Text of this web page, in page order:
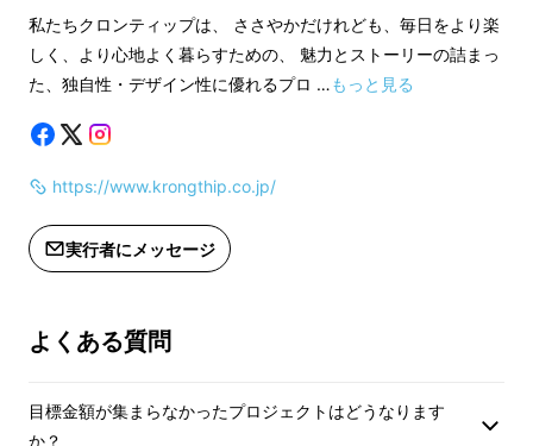
※想定以上の応援購入を頂いた場合、
お届けまでさらにお日にちを頂く場合
了承の程お願い致します。
※2024年3月末ま
私たちクロンティップは、 ささやかだけれども、毎日をより楽
しく、より心地よく暮らすための、 魅力とストーリーの詰まっ
た、独自性・デザイン性に優れるプロ …もっと見る
https://www.krongthip.co.jp/
実行者にメッセージ
よくある質問
目標金額が集まらなかったプロジェクトはどうなります
か？